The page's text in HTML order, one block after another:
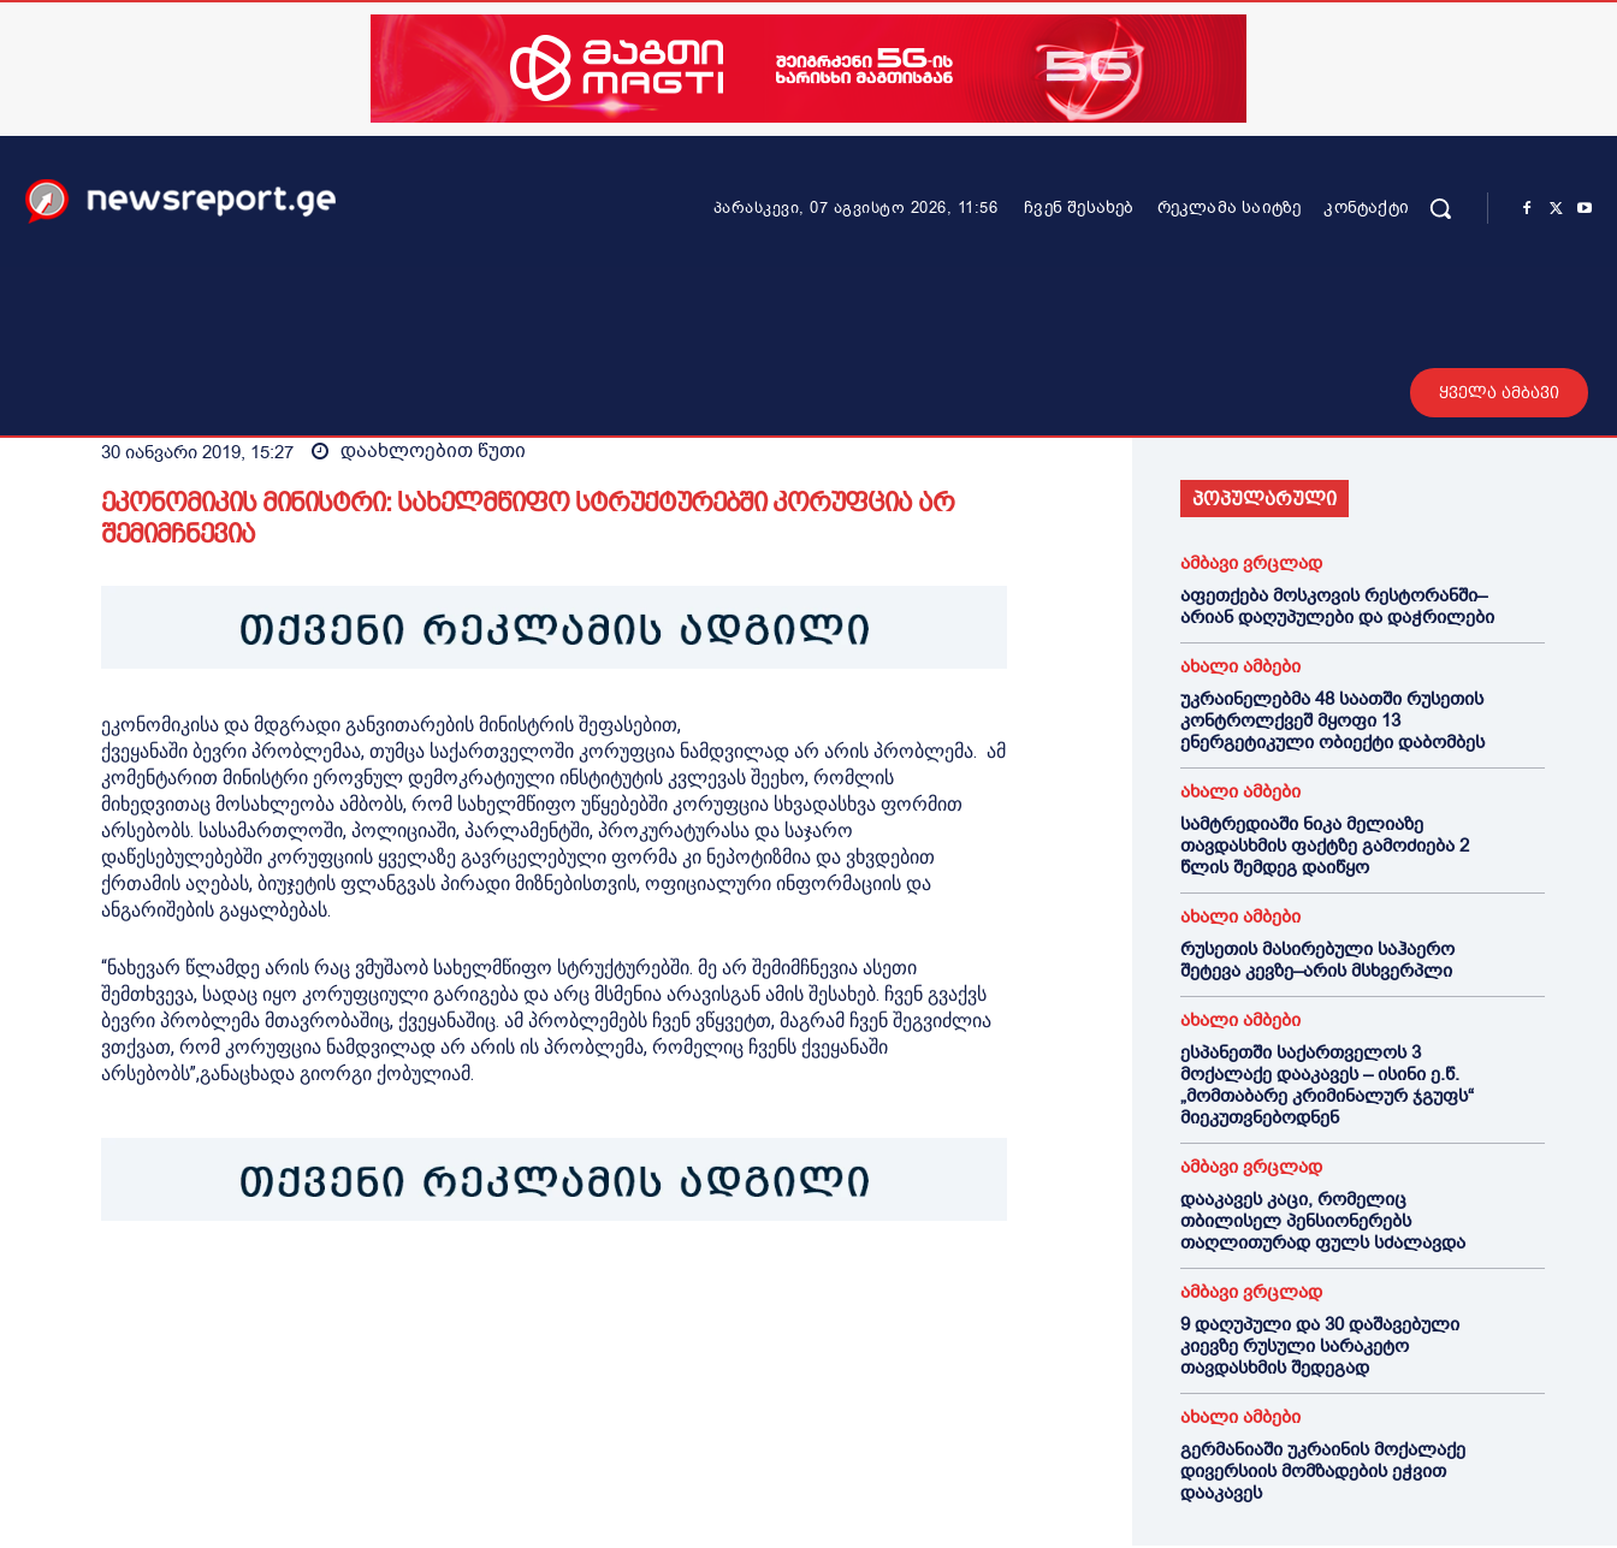
პარასკევი, 07 აგვისტო 2026, 11:56 ᲩᲕᲔᲜ ᲨᲔᲡᲐᲮᲔᲑ ᲠᲔᲙᲚᲐᲛᲐ ᲡᲐᲘᲢᲖᲔ ᲙᲝᲜᲢᲐᲥᲢᲘ
ყველა ამბავი
30 იანვარი 2019, 15:27 დაახლოებით წუთი
ეკონომიკის მინისტრი: სახელმწიფო სტრუქტურებში კორუფცია არ
შემიმჩნევია
ეკონომიკისა და მდგრადი განვითარების მინისტრის შეფასებით,
ქვეყანაში ბევრი პრობლემაა, თუმცა საქართველოში კორუფცია ნამდვილად არ არის პრობლემა. ამ
კომენტარით მინისტრი ეროვნულ დემოკრატიული ინსტიტუტის კვლევას შეეხო, რომლის
მიხედვითაც მოსახლეობა ამბობს, რომ სახელმწიფო უწყებებში კორუფცია სხვადასხვა ფორმით
არსებობს. სასამართლოში, პოლიციაში, პარლამენტში, პროკურატურასა და საჯარო
დაწესებულებებში კორუფციის ყველაზე გავრცელებული ფორმა კი ნეპოტიზმია და ვხვდებით
ქრთამის აღებას, ბიუჯეტის ფლანგვას პირადი მიზნებისთვის, ოფიციალური ინფორმაციის და
ანგარიშების გაყალბებას.
“ნახევარ წლამდე არის რაც ვმუშაობ სახელმწიფო სტრუქტურებში. მე არ შემიმჩნევია ასეთი
შემთხვევა, სადაც იყო კორუფციული გარიგება და არც მსმენია არავისგან ამის შესახებ. ჩვენ გვაქვს
ბევრი პრობლემა მთავრობაშიც, ქვეყანაშიც. ამ პრობლემებს ჩვენ ვწყვეტთ, მაგრამ ჩვენ შეგვიძლია
ვთქვათ, რომ კორუფცია ნამდვილად არ არის ის პრობლემა, რომელიც ჩვენს ქვეყანაში
არსებობს”,განაცხადა გიორგი ქობულიამ.
პოპულარული
ამბავი ვრცლად
აფეთქება მოსკოვის რესტორანში–
არიან დაღუპულები და დაჭრილები
ახალი ამბები
უკრაინელებმა 48 საათში რუსეთის
კონტროლქვეშ მყოფი 13
ენერგეტიკული ობიექტი დაბომბეს
ახალი ამბები
სამტრედიაში ნიკა მელიაზე
თავდასხმის ფაქტზე გამოძიება 2
წლის შემდეგ დაიწყო
ახალი ამბები
რუსეთის მასირებული საჰაერო
შეტევა კევზე–არის მსხვერპლი
ახალი ამბები
ესპანეთში საქართველოს 3
მოქალაქე დააკავეს – ისინი ე.წ.
„მომთაბარე კრიმინალურ ჯგუფს“
მიეკუთვნებოდნენ
ამბავი ვრცლად
დააკავეს კაცი, რომელიც
თბილისელ პენსიონერებს
თაღლითურად ფულს სძალავდა
ამბავი ვრცლად
9 დაღუპული და 30 დაშავებული
კიევზე რუსული სარაკეტო
თავდასხმის შედეგად
ახალი ამბები
გერმანიაში უკრაინის მოქალაქე
დივერსიის მომზადების ეჭვით
დააკავეს